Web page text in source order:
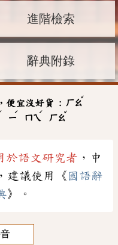
進階檢索
辭典附錄
便宜沒好貨 : ㄏㄠ
ˇ
ㄧ
ˊ
ㄇㄟ
ˊ
ㄏㄠ
ˇ
於語文研究者 ，中
建議使用《 國語辭
》。